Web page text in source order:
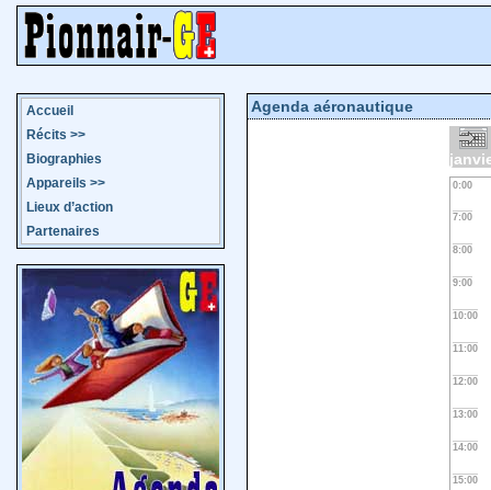
Accueil
Récits >>
Biographies
Appareils >>
Lieux d’action
Partenaires
Agenda aéronautique
0:00
7:00
8:00
9:00
10:00
11:00
12:00
13:00
14:00
15:00